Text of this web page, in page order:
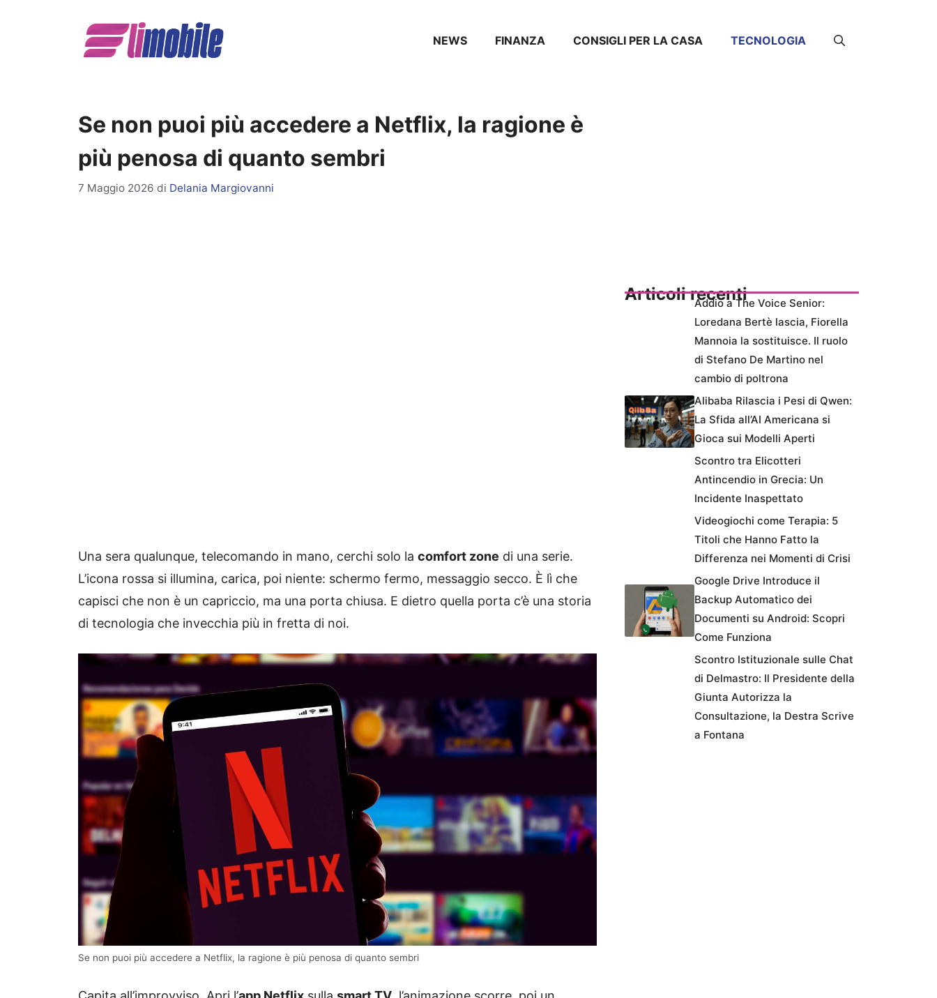
NEWS FINANZA CONSIGLI PER LA CASA TECNOLOGIA
Se non puoi più accedere a Netflix, la ragione è
più penosa di quanto sembri
7 Maggio 2026 di Delania Margiovanni
Una sera qualunque, telecomando in mano, cerchi solo la comfort zone di una serie.
L’icona rossa si illumina, carica, poi niente: schermo fermo, messaggio secco. È lì che
capisci che non è un capriccio, ma una porta chiusa. E dietro quella porta c’è una storia
di tecnologia che invecchia più in fretta di noi.
Se non puoi più accedere a Netflix, la ragione è più penosa di quanto sembri
Articoli recentiAddio a The Voice Senior:
Loredana Bertè lascia, Fiorella
Mannoia la sostituisce. Il ruolo
di Stefano De Martino nel
cambio di poltrona
Alibaba Rilascia i Pesi di Qwen:
La Sfida all’AI Americana si
Gioca sui Modelli Aperti
Scontro tra Elicotteri
Antincendio in Grecia: Un
Incidente Inaspettato
Videogiochi come Terapia: 5
Titoli che Hanno Fatto la
Differenza nei Momenti di Crisi
Google Drive Introduce il
Backup Automatico dei
Documenti su Android: Scopri
Come Funziona
Scontro Istituzionale sulle Chat
di Delmastro: Il Presidente della
Giunta Autorizza la
Consultazione, la Destra Scrive
a Fontana